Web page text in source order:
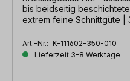
bis beidseitig
extrem feine Schnittgüte |
Art.-Nr.: K-111602-350-010
Lieferzeit 3-8 Werktage